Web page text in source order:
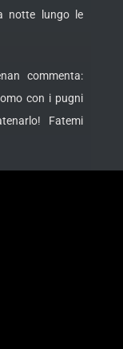
notte lungo le
commenta:
con i pugni
Fatemi